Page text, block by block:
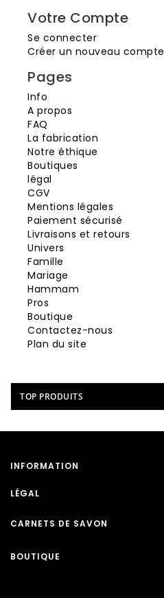
Votre Compte
Se connecter
Créer un nouveau compte
Pages
Info
A propos
FAQ
La fabrication
Notre éthique
Boutiques
légal
CGV
Mentions légales
Paiement sécurisé
Livraisons et retours
Univers
Famille
Mariage
Hammam
Pros
Boutique
Contactez-nous
Plan du site
TOP PRODUITS
INFORMATION
LÉGAL
CARNETS DE SAVON
BOUTIQUE